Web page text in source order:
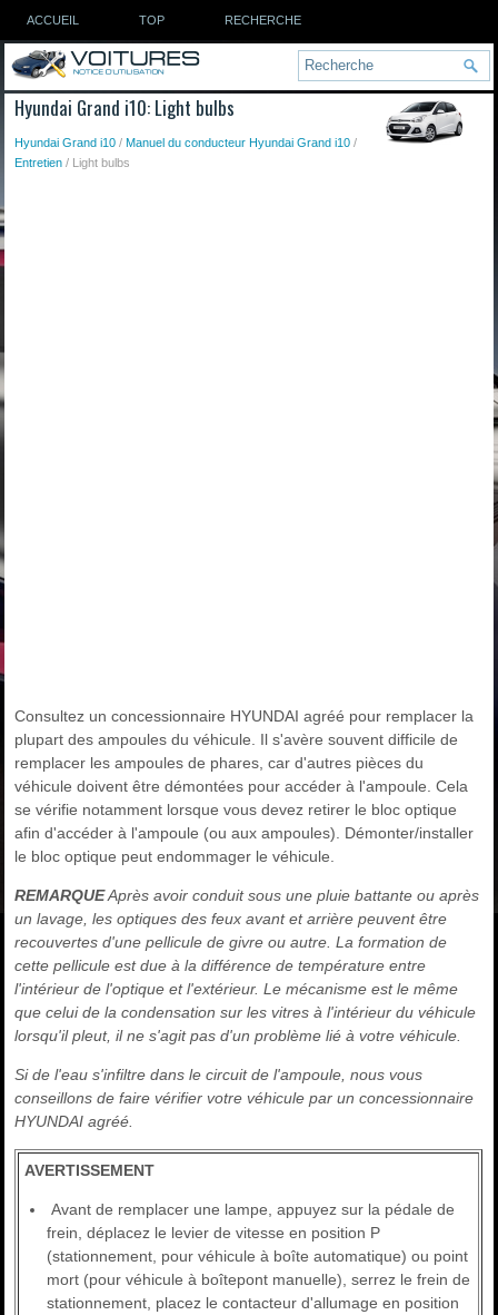
ACCUEIL TOP RECHERCHE
Hyundai Grand i10: Light bulbs
Hyundai Grand i10 /Manuel du conducteur Hyundai Grand i10 /
Entretien / Light bulbs
Consultez un concessionnaire HYUNDAI agréé pour remplacer la
plupart des ampoules du véhicule. Il s'avère souvent difficile de
remplacer les ampoules de phares, car d'autres pièces du
véhicule doivent être démontées pour accéder à l'ampoule. Cela
se vérifie notamment lorsque vous devez retirer le bloc optique
afin d'accéder à l'ampoule (ou aux ampoules). Démonter/installer
le bloc optique peut endommager le véhicule.
REMARQUEAprès avoir conduit sous une pluie battante ou après
un lavage, les optiques des feux avant et arrière peuvent être
recouvertes d'une pellicule de givre ou autre. La formation de
cette pellicule est due à la différence de température entre
l'intérieur de l'optique et l'extérieur. Le mécanisme est le même
que celui de la condensation sur les vitres à l'intérieur du véhicule
lorsqu'il pleut, il ne s'agit pas d'un problème lié à votre véhicule.
Si de l'eau s'infiltre dans le circuit de l'ampoule, nous vous
conseillons de faire vérifier votre véhicule par un concessionnaire
HYUNDAI agréé.
AVERTISSEMENT
Avant de remplacer une lampe, appuyez sur la pédale de
frein, déplacez le levier de vitesse en position P
(stationnement, pour véhicule à boîte automatique) ou point
mort (pour véhicule à boîtepont manuelle), serrez le frein de
stationnement, placez le contacteur d'allumage en position